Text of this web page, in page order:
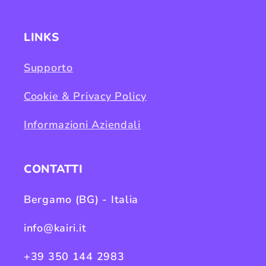
LINKS
Supporto
Cookie & Privacy Policy
Informazioni Aziendali
CONTATTI
Bergamo (BG) - Italia
info@kairi.it
+39 350 144 2983